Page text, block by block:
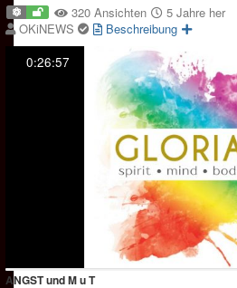
320 Ansichten
5 Jahre her
OKiNEWS
Beschreibung
0:26:57
ANGST und M u T